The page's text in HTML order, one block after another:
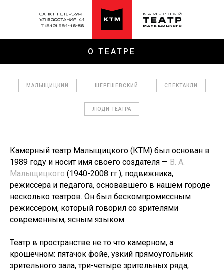
О ТЕАТРЕ
МАЛЫЩИЦКИЙ ШЕРЕШЕВСКИЙ СПЕКТАКЛИ
ЛЮДИ ТЕАТРА
Камерный театр Малыщицкого (КТМ) был основан в
1989 году и носит имя своего создателя — В. А.
Малыщицкого (1940-2008 гг.), подвижника,
режиссера и педагога, основавшего в нашем городе
несколько театров. Он был бескомпромиссным
режиссером, который говорил со зрителями
современным, ясным языком.
Театр в пространстве не то что камерном, а
крошечном: пятачок фойе, узкий прямоугольник
зрительного зала, три-четыре зрительных ряда,